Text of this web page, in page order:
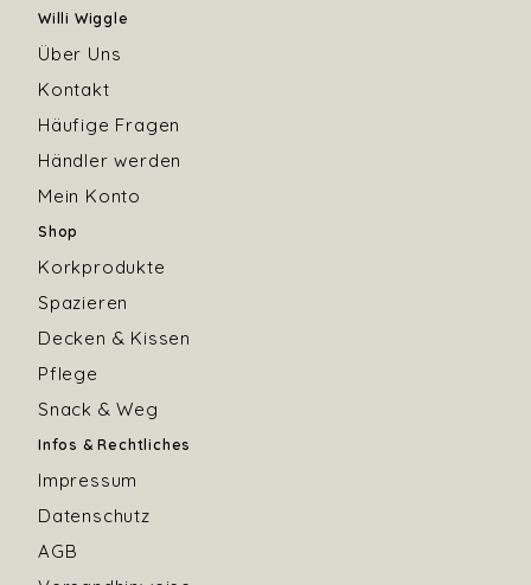
Willi Wiggle
Über Uns
Kontakt
Häufige Fragen
Händler werden
Mein Konto
Shop
Korkprodukte
Spazieren
Decken & Kissen
Pflege
Snack & Weg
Infos & Rechtliches
Impressum
Datenschutz
AGB